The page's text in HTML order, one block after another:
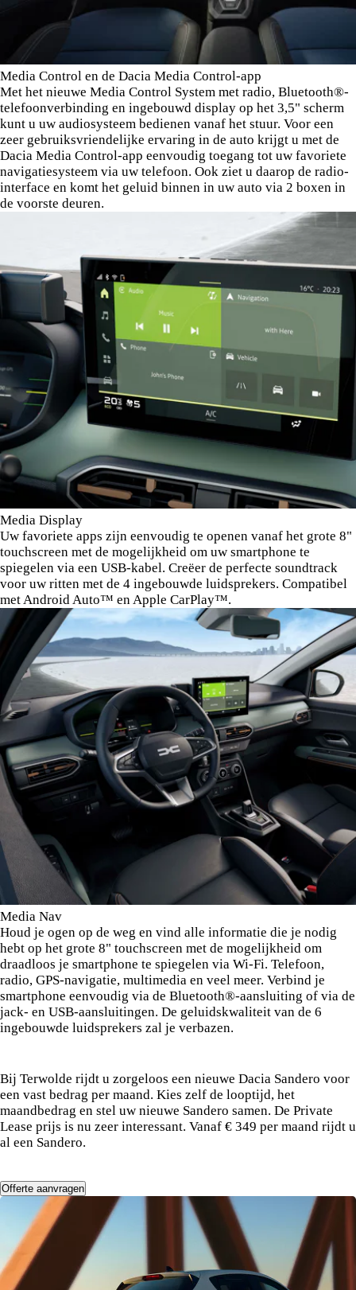
Media Control en de Dacia Media Control-app
Met het nieuwe Media Control System met radio, Bluetooth®-
telefoonverbinding en ingebouwd display op het 3,5" scherm
kunt u uw audiosysteem bedienen vanaf het stuur. Voor een
zeer gebruiksvriendelijke ervaring in de auto krijgt u met de
Dacia Media Control-app eenvoudig toegang tot uw favoriete
navigatiesysteem via uw telefoon. Ook ziet u daarop de radio-
interface en komt het geluid binnen in uw auto via 2 boxen in
de voorste deuren.
Media Display
Uw favoriete apps zijn eenvoudig te openen vanaf het grote 8"
touchscreen met de mogelijkheid om uw smartphone te
spiegelen via een USB-kabel. Creëer de perfecte soundtrack
voor uw ritten met de 4 ingebouwde luidsprekers. Compatibel
met Android Auto™ en Apple CarPlay™.
Media Nav
Houd je ogen op de weg en vind alle informatie die je nodig
hebt op het grote 8" touchscreen met de mogelijkheid om
draadloos je smartphone te spiegelen via Wi-Fi. Telefoon,
radio, GPS-navigatie, multimedia en veel meer. Verbind je
smartphone eenvoudig via de Bluetooth®-aansluiting of via de
jack- en USB-aansluitingen. De geluidskwaliteit van de 6
ingebouwde luidsprekers zal je verbazen.
Bij Terwolde rijdt u zorgeloos een nieuwe Dacia Sandero voor
een vast bedrag per maand. Kies zelf de looptijd, het
maandbedrag en stel uw nieuwe Sandero samen. De Private
Lease prijs is nu zeer interessant. Vanaf € 349 per maand rijdt u
al een Sandero.
Offerte aanvragen